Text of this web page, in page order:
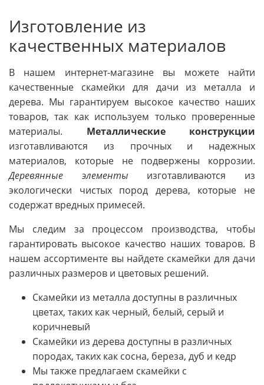
Изготовление из
качественных материалов
В нашем интернет-магазине вы можете найти
качественные скамейки для дачи из металла и
дерева. Мы гарантируем высокое качество наших
товаров, так как используем только проверенные
материалы. Металлические конструкции
изготавливаются из прочных и надежных
материалов, которые не подвержены коррозии.
Деревянные элементы изготавливаются из
экологически чистых пород дерева, которые не
содержат вредных примесей.
Мы следим за процессом производства, чтобы
гарантировать высокое качество наших товаров. В
нашем ассортименте вы найдете скамейки для дачи
различных размеров и цветовых решений.
Скамейки из металла доступны в различных
цветах, таких как черный, белый, серый и
коричневый
Скамейки из дерева доступны в различных
породах, таких как сосна, береза, дуб и кедр
Мы также предлагаем скамейки с